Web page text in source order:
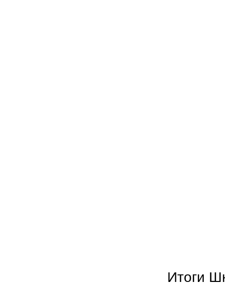
Итоги